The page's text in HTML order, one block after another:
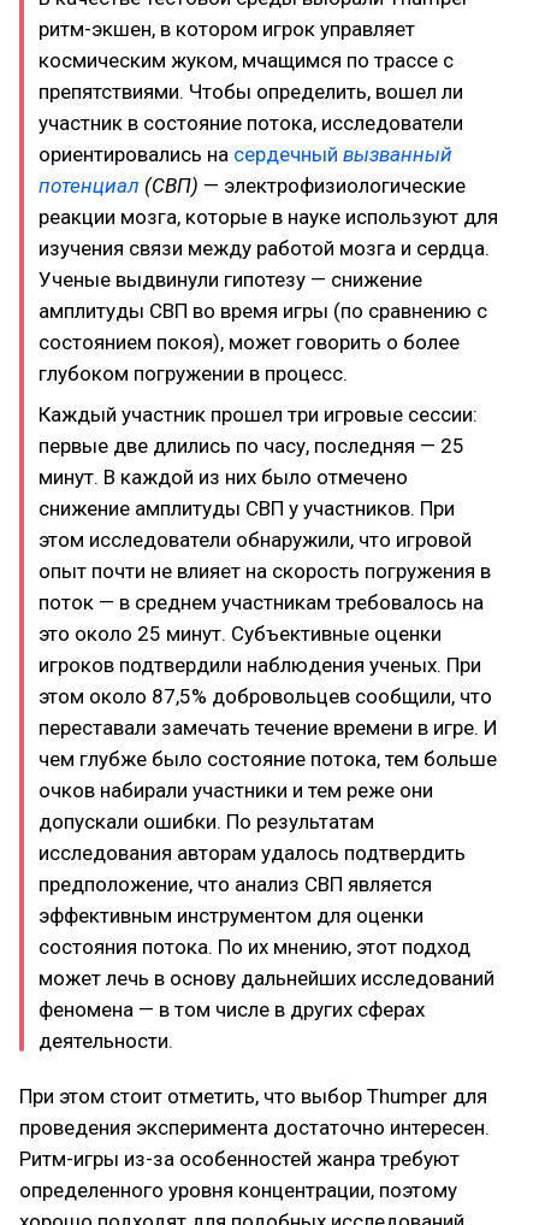
ритм-экшен, в котором игрок управляет
космическим жуком, мчащимся по трассе с
препятствиями. Чтобы определить, вошел ли
участник в состояние потока, исследователи
ориентировались на сердечный вызванный
потенциал (СВП) — электрофизиологические
реакции мозга, которые в науке используют для
изучения связи между работой мозга и сердца.
Ученые выдвинули гипотезу — снижение
амплитуды СВП во время игры (по сравнению с
состоянием покоя), может говорить о более
глубоком погружении в процесс.
Каждый участник прошел три игровые сессии:
первые две длились по часу, последняя — 25
минут. В каждой из них было отмечено
снижение амплитуды СВП у участников. При
этом исследователи обнаружили, что игровой
опыт почти не влияет на скорость погружения в
поток — в среднем участникам требовалось на
это около 25 минут. Субъективные оценки
игроков подтвердили наблюдения ученых. При
этом около 87,5% добровольцев сообщили, что
переставали замечать течение времени в игре. И
чем глубже было состояние потока, тем больше
очков набирали участники и тем реже они
допускали ошибки. По результатам
исследования авторам удалось подтвердить
предположение, что анализ СВП является
эффективным инструментом для оценки
состояния потока. По их мнению, этот подход
может лечь в основу дальнейших исследований
феномена — в том числе в других сферах
деятельности.
При этом стоит отметить, что выбор Thumper для
проведения эксперимента достаточно интересен.
Ритм-игры из-за особенностей жанра требуют
определенного уровня концентрации, поэтому